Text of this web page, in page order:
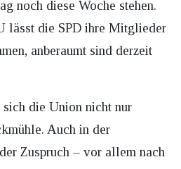
noch diese Woche stehen.
lässt die SPD ihre Mitglieder
anberaumt sind derzeit
die Union nicht nur
Auch in der
Zuspruch – vor allem nach